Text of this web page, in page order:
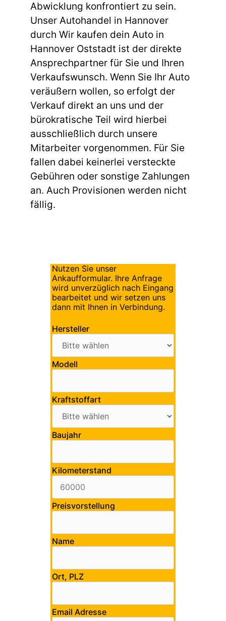
Abwicklung konfrontiert zu sein.
Unser Autohandel in Hannover
durch Wir kaufen dein Auto in
Hannover Oststadt ist der direkte
Ansprechpartner für Sie und Ihren
Verkaufswunsch. Wenn Sie Ihr Auto
veräußern wollen, so erfolgt der
Verkauf direkt an uns und der
bürokratische Teil wird hierbei
ausschließlich durch unsere
Mitarbeiter vorgenommen. Für Sie
fallen dabei keinerlei versteckte
Gebühren oder sonstige Zahlungen
an. Auch Provisionen werden nicht
fällig.
Nutzen Sie unser
Ankaufformular. Ihre Anfrage
wird unverzüglich nach Eingang
bearbeitet und wir setzen uns
dann mit Ihnen in Verbindung.
Hersteller
Modell
Kraftstoffart
Baujahr
Kilometerstand
Preisvorstellung
Name
Ort, PLZ
Email Adresse